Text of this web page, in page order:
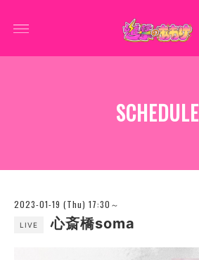
SCHEDULE
2023-01-19 (Thu) 17:30～
LIVE 心斎橋soma